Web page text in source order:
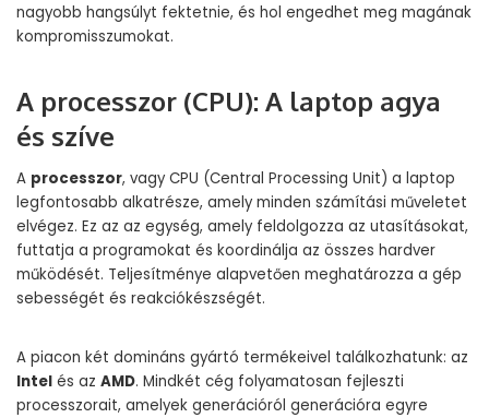
nagyobb hangsúlyt fektetnie, és hol engedhet meg magának
kompromisszumokat.
A processzor (CPU): A laptop agya
és szíve
A processzor, vagy CPU (Central Processing Unit) a laptop
legfontosabb alkatrésze, amely minden számítási műveletet
elvégez. Ez az az egység, amely feldolgozza az utasításokat,
futtatja a programokat és koordinálja az összes hardver
működését. Teljesítménye alapvetően meghatározza a gép
sebességét és reakciókészségét.
A piacon két domináns gyártó termékeivel találkozhatunk: az
Intel és az AMD. Mindkét cég folyamatosan fejleszti
processzorait, amelyek generációról generációra egyre